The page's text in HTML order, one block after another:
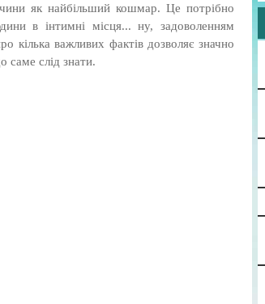
як найбільший кошмар. Це потрібно
в інтимні місця... ну, задоволенням
кілька важливих фактів дозволяє значно
саме слід знати.